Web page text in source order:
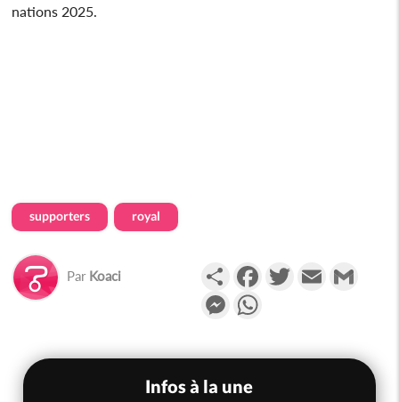
nations 2025.
supporters royal
Par Koaci PartagerFacebookTwitterEmail
Messenger
Infos à la une